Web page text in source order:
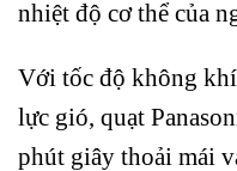
nhiệt độ cơ thể của
Với tốc độ không
lực gió, quạt
phút giây thoải mái